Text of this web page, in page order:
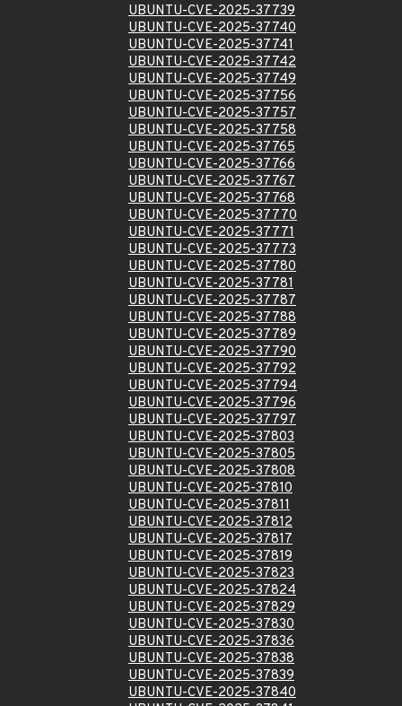
UBUNTU-CVE-2025-37739
UBUNTU-CVE-2025-37740
UBUNTU-CVE-2025-37741
UBUNTU-CVE-2025-37742
UBUNTU-CVE-2025-37749
UBUNTU-CVE-2025-37756
UBUNTU-CVE-2025-37757
UBUNTU-CVE-2025-37758
UBUNTU-CVE-2025-37765
UBUNTU-CVE-2025-37766
UBUNTU-CVE-2025-37767
UBUNTU-CVE-2025-37768
UBUNTU-CVE-2025-37770
UBUNTU-CVE-2025-37771
UBUNTU-CVE-2025-37773
UBUNTU-CVE-2025-37780
UBUNTU-CVE-2025-37781
UBUNTU-CVE-2025-37787
UBUNTU-CVE-2025-37788
UBUNTU-CVE-2025-37789
UBUNTU-CVE-2025-37790
UBUNTU-CVE-2025-37792
UBUNTU-CVE-2025-37794
UBUNTU-CVE-2025-37796
UBUNTU-CVE-2025-37797
UBUNTU-CVE-2025-37803
UBUNTU-CVE-2025-37805
UBUNTU-CVE-2025-37808
UBUNTU-CVE-2025-37810
UBUNTU-CVE-2025-37811
UBUNTU-CVE-2025-37812
UBUNTU-CVE-2025-37817
UBUNTU-CVE-2025-37819
UBUNTU-CVE-2025-37823
UBUNTU-CVE-2025-37824
UBUNTU-CVE-2025-37829
UBUNTU-CVE-2025-37830
UBUNTU-CVE-2025-37836
UBUNTU-CVE-2025-37838
UBUNTU-CVE-2025-37839
UBUNTU-CVE-2025-37840